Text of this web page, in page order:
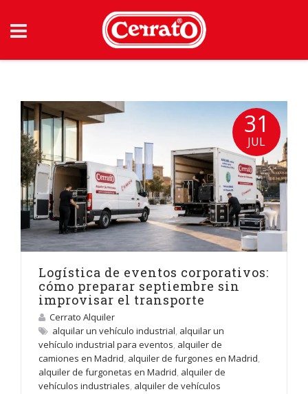
31
JUL
Logística de eventos corporativos:
cómo preparar septiembre sin
improvisar el transporte
Cerrato Alquiler
alquilar un vehículo industrial, alquilar un
vehículo industrial para eventos, alquiler de
camiones en Madrid, alquiler de furgones en Madrid,
alquiler de furgonetas en Madrid, alquiler de
vehículos industriales, alquiler de vehículos